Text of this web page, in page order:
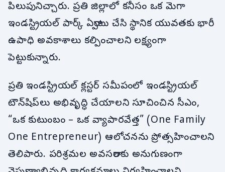
పిలుపునిచ్చారు. ప్రతి జిల్లాలో కనీసం ఒక మెగా
ఇండస్ట్రియల్ పార్క్ ఏర్పాటు చేసి స్థానిక యువతకు భారీ
ఉపాధి అవకాశాలు కల్పించాలని లక్ష్యంగా
పెట్టుకున్నారు.
ప్రతి ఇండస్ట్రియల్ క్లస్టర్ సమీపంలో ఇండస్ట్రియల్
టౌన్‌షిప్‌లు అభివృద్ధి చేయాలని సూచించిన సీఎం,
“ఒక కుటుంబం – ఒక వ్యాపారవేత్త” (One Family
One Entrepreneur) ఆలోచనను ప్రోత్సహించాలని
తెలిపారు. పరిశ్రమల అవసరాలకు అనుగుణంగా